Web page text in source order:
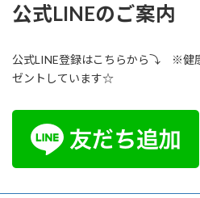
公式LINEのご案内
公式LINE登録はこちらから⤵ ※健
ゼントしています☆